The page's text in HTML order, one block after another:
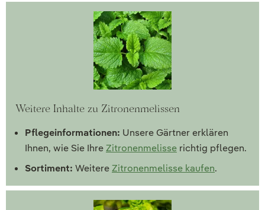
Weitere Inhalte zu Zitronenmelissen
Pflegeinformationen: Unsere Gärtner erklären
Ihnen, wie Sie IhreZitronenmelisse richtig pflegen.
Sortiment: WeitereZitronenmelisse kaufen.